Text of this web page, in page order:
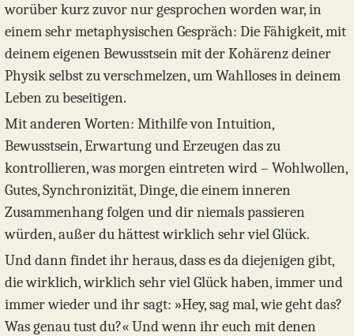
worüber kurz zuvor nur gesprochen worden war, in
einem sehr metaphysischen Gespräch: Die Fähigkeit, mit
deinem eigenen Bewusstsein mit der Kohärenz deiner
Physik selbst zu verschmelzen, um Wahlloses in deinem
Leben zu beseitigen.
Mit anderen Worten: Mithilfe von Intuition,
Bewusstsein, Erwartung und Erzeugen das zu
kontrollieren, was morgen eintreten wird – Wohlwollen,
Gutes, Synchronizität, Dinge, die einem inneren
Zusammenhang folgen und dir niemals passieren
würden, außer du hättest wirklich sehr viel Glück.
Und dann findet ihr heraus, dass es da diejenigen gibt,
die wirklich, wirklich sehr viel Glück haben, immer und
immer wieder und ihr sagt: »Hey, sag mal, wie geht das?
Was genau tust du?« Und wenn ihr euch mit denen